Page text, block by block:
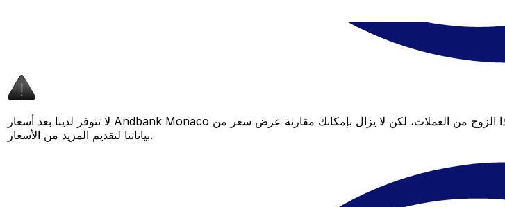
لا تتوفر لدينا بعد أسعار Andbank Monaco لهذا الزوج من العملات، لكن لا يزال بإمكانك مقارنة عرض سعر من Andbank Monaco بسعر Xe المباشر لمعرفة التوفير المحتمل. عد لاحقًا، فنحن نعمل باستمرار على توسيع
بياناتنا لتقديم المزيد من الأسعار.